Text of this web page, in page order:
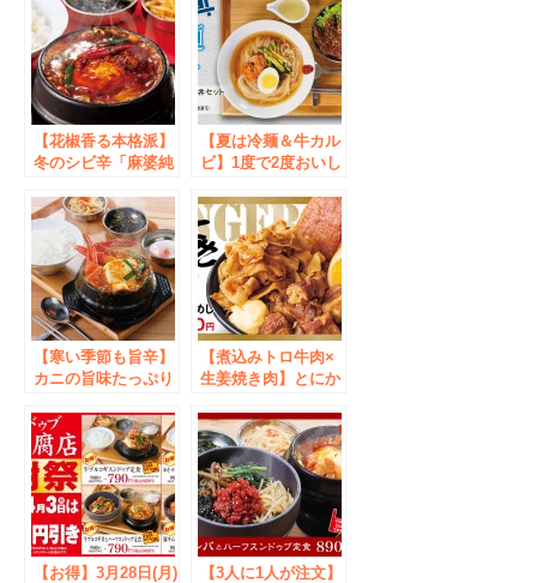
店に新登場！
のグランドメニュー
販売開始！
【花椒香る本格派】
冬のシビ辛「麻婆純
定で登場！
【夏は冷麺＆牛カル
ビ】1度で2度おいし
「冷麺・ハーフカル
ビ丼セット」が新登
場！
【寒い季節も旨辛】
カニの旨味たっぷり
食」中山豆腐店に新
登場！
【煮込みトロ牛肉×
生姜焼き肉】とにか
「生姜焼き肉めし」
新登場！
【お得】3月28日(月)
【3人に1人が注文】